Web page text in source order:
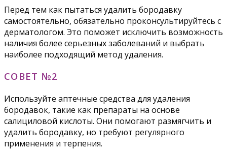
Перед тем как пытаться удалить бородавку
самостоятельно, обязательно проконсультируйтесь с
дерматологом. Это поможет исключить возможность
наличия более серьезных заболеваний и выбрать
наиболее подходящий метод удаления.
СОВЕТ №2
Используйте аптечные средства для удаления
бородавок, такие как препараты на основе
салициловой кислоты. Они помогают размягчить и
удалить бородавку, но требуют регулярного
применения и терпения.